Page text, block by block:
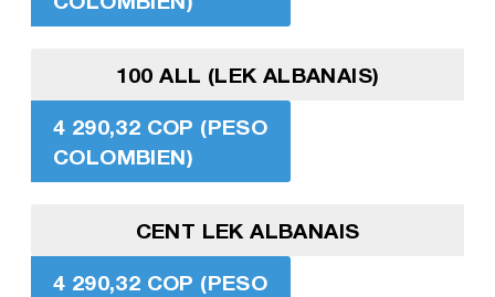
100 ALL (LEK ALBANAIS)
4 290,32 COP (PESO
COLOMBIEN)
CENT LEK ALBANAIS
4 290,32 COP (PESO